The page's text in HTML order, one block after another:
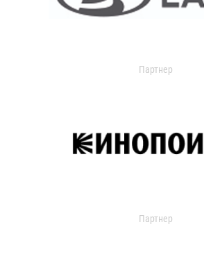
Партнер
Партнер